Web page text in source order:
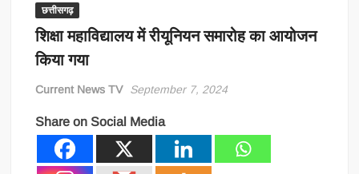
छत्तीसगढ़
शिक्षा महाविद्यालय में रीयूनियन समारोह का आयोजन
किया गया
Current News TV September 7, 2024
Share on Social Media